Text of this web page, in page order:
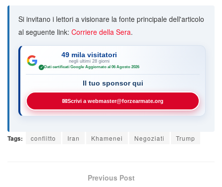
Si invitano i lettori a visionare la fonte principale dell'articolo
al seguente link: Corriere della Sera.
49 mila visitatori
negli ultimi 28 giorni
✓ Dati certificati Google·Aggiornato al 06 Agosto 2026
Il tuo sponsor qui
✉Scrivi a webmaster@forzearmate.org
Tags: conflitto Iran Khamenei Negoziati Trump
Previous Post